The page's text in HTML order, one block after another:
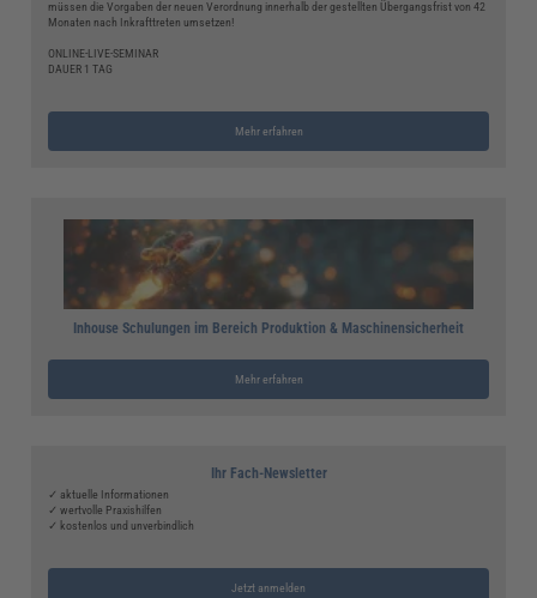
müssen die Vorgaben der neuen Verordnung innerhalb der gestellten Übergangsfrist von 42
Monaten nach Inkrafttreten umsetzen!
ONLINE-LIVE-SEMINAR
DAUER 1 TAG
Mehr erfahren
Inhouse Schulungen im Bereich Produktion & Maschinensicherheit
Mehr erfahren
Ihr Fach-Newsletter
✓ aktuelle Informationen
✓ wertvolle Praxishilfen
✓ kostenlos und unverbindlich
Jetzt anmelden